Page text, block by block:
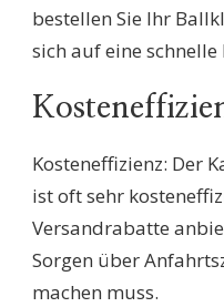
bestellen Sie Ihr
sich auf eine schnelle
Kosteneffizienz: Der
ist oft sehr
Versandrabatte
Sorgen über
machen muss.